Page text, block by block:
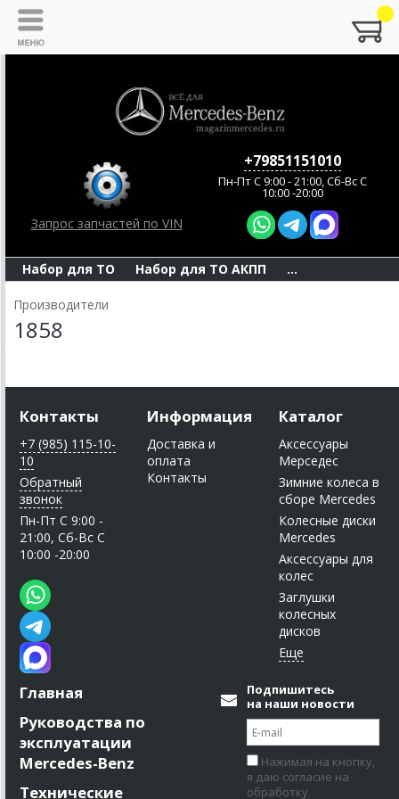
Запрос запчастей по VIN
+79851151010
Пн-Пт C 9:00 - 21:00, Сб-Вс С
10:00 -20:00
Набор для ТО Набор для ТО АКПП ...
Производители
1858
Контакты
+7 (985) 115-10-
10
Обратный
звонок
Пн-Пт C 9:00 -
21:00, Сб-Вс С
10:00 -20:00
Информация
Доставка и
оплата
Контакты
Каталог
Аксессуары
Мерседес
Зимние колеса в
сборе Mercedes
Колесные диски
Mercedes
Аксессуары для
колес
Заглушки
колесных
дисков
Главная
Руководства по
эксплуатации
Mercedes-Benz
Технические
Подпишитесь
на наши новости
Нажимая на кнопку,
я даю согласие на
обработку